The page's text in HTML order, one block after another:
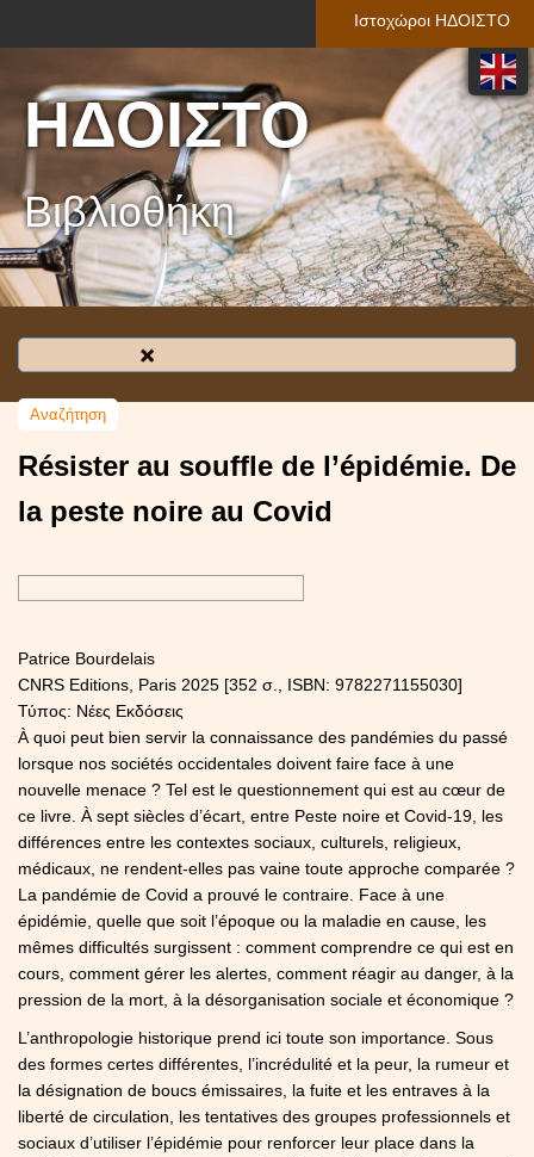
Ιστοχώροι ΗΔΟΙΣΤΟ
ΗΔΟΙΣΤΟ
Βιβλιοθήκη
Résister au souffle de l’épidémie. De
la peste noire au Covid
Patrice Bourdelais
CNRS Editions, Paris 2025 [352 σ., ISBN: 9782271155030]
Τύπος: Νέες Εκδόσεις
À quoi peut bien servir la connaissance des pandémies du passé
lorsque nos sociétés occidentales doivent faire face à une
nouvelle menace ? Tel est le questionnement qui est au cœur de
ce livre. À sept siècles d’écart, entre Peste noire et Covid-19, les
différences entre les contextes sociaux, culturels, religieux,
médicaux, ne rendent-elles pas vaine toute approche comparée ?
La pandémie de Covid a prouvé le contraire. Face à une
épidémie, quelle que soit l’époque ou la maladie en cause, les
mêmes difficultés surgissent : comment comprendre ce qui est en
cours, comment gérer les alertes, comment réagir au danger, à la
pression de la mort, à la désorganisation sociale et économique ?
L’anthropologie historique prend ici toute son importance. Sous
des formes certes différentes, l’incrédulité et la peur, la rumeur et
la désignation de boucs émissaires, la fuite et les entraves à la
liberté de circulation, les tentatives des groupes professionnels et
sociaux d’utiliser l’épidémie pour renforcer leur place dans la